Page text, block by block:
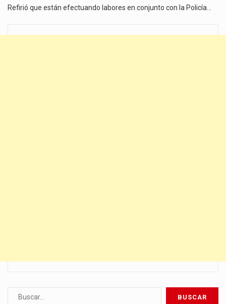
Refirió que están efectuando labores en conjunto con la Policía…